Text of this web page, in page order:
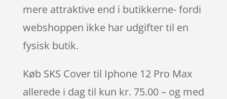
mere attraktive end i butikkerne- fordi
webshoppen ikke har udgifter til en
fysisk butik.
Køb SKS Cover til Iphone 12 Pro Max
allerede i dag til kun kr. 75.00 – og med